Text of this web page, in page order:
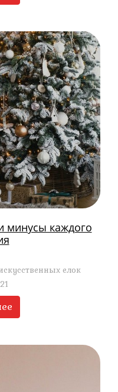
минусы каждого
елок